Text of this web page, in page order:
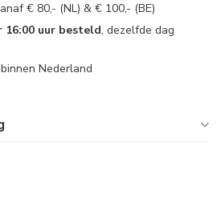
€ 80,- (NL) & € 100,- (BE)
16:00 uur besteld, dezelfde dag
binnen Nederland